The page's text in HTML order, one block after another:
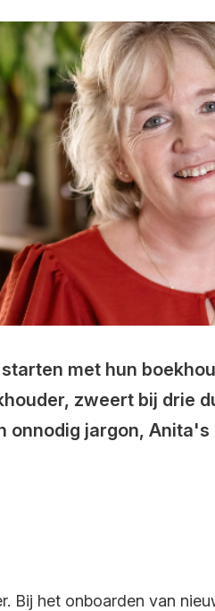
met hun
zweert bij drie
jargon,
Bij het onboarden van